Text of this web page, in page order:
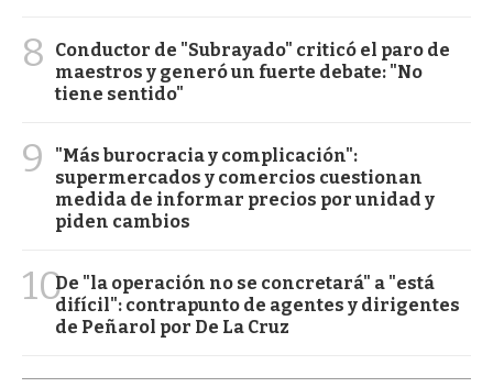
8
Conductor de "Subrayado" criticó el paro de
maestros y generó un fuerte debate: "No
tiene sentido"
9
"Más burocracia y complicación":
supermercados y comercios cuestionan
medida de informar precios por unidad y
piden cambios
10De "la operación no se concretará" a "está
difícil": contrapunto de agentes y dirigentes
de Peñarol por De La Cruz